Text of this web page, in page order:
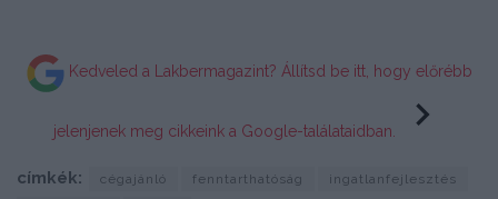
Kedveled a Lakbermagazint? Állítsd be itt, hogy előrébb
jelenjenek meg cikkeink a Google-találataidban.
címkék: cégajánló fenntarthatóság
ingatlanfejlesztés